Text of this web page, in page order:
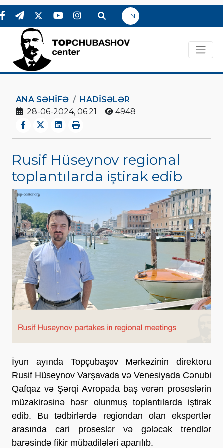
EN
ANA SƏHIFƏ
HADİSƏLƏR
28-06-2024, 06:21
4948
Rusif Hüseynov regional
toplantılarda iştirak edib
İyun ayında Topçubaşov Mərkəzinin direktoru
Rusif Hüseynov Varşavada və Venesiyada Cənubi
Qafqaz və Şərqi Avropada baş verən proseslərin
müzakirəsinə həsr olunmuş toplantılarda iştirak
edib. Bu tədbirlərdə regiondan olan ekspertlər
arasında cari proseslər və gələcək trendlər
barəsində fikir mübadilələri aparılıb.